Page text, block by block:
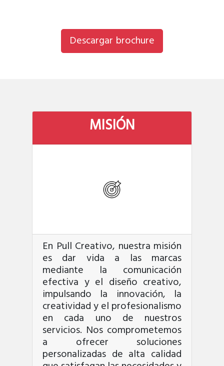
Descargar brochure
MISIÓN
En Pull Creativo, nuestra misión
es dar vida a las marcas
mediante la comunicación
efectiva y el diseño creativo,
impulsando la innovación, la
creatividad y el profesionalismo
en cada uno de nuestros
servicios. Nos comprometemos
a ofrecer soluciones
personalizadas de alta calidad